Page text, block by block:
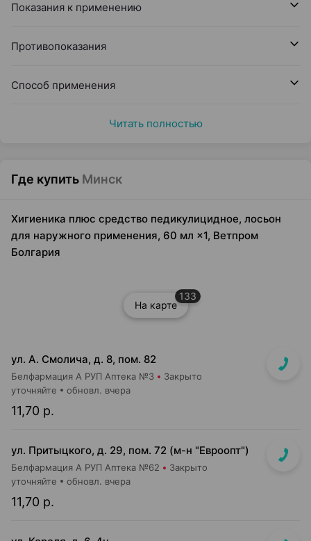
Показания к применению
Противопоказания
Способ применения
Читать полностью
Где купить Минск
Хигиеника плюс средство педикулицидное, лосьон
для наружного применения, 60 мл ×1, Ветпром
Болгария
На карте
133
ул. А. Смолича, д. 8, пом. 82
Белфармация А РУП Аптека №3 Закрыто
11,70 р.
уточняйте обновл. вчера
ул. Притыцкого, д. 29, пом. 72 (м-н "Евроопт")
Белфармация А РУП Аптека №62 Закрыто
11,70 р.
уточняйте обновл. вчера